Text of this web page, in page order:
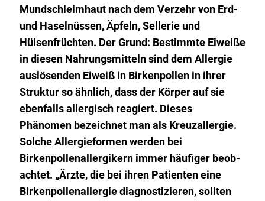
Mundschleimhaut nach dem Verzehr von Erd-
und Haselnüssen, Äpfeln, Sellerie und
Hülsenfrüchten. Der Grund: Bestimmte Eiweiße
in diesen Nahrungsmitteln sind dem Allergie
auslösenden Eiweiß in Birkenpollen in ihrer
Struktur so ähnlich, dass der Körper auf sie
ebenfalls allergisch reagiert. Dieses
Phänomen bezeichnet man als Kreuzallergie.
Solche Allergieformen werden bei
Birkenpollenallergikern immer häufiger beob-
achtet. „Ärzte, die bei ihren Patienten eine
Birkenpollenallergie diagnostizieren, sollten